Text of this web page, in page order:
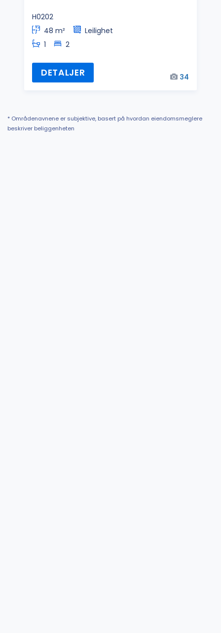
H0202
48 m²
Leilighet
1
2
DETALJER 34
* Områdenavnene er subjektive, basert på hvordan eiendomsmeglere
beskriver beliggenheten